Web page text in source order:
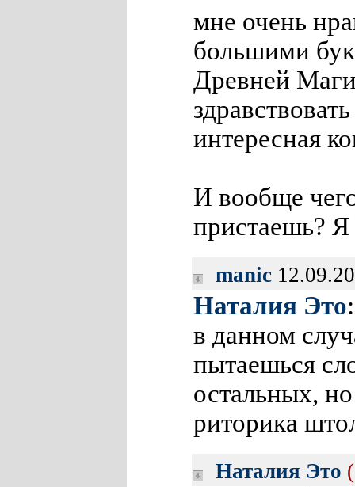
мне очень
большими
Древней
интересная
И вообще
пристаешь?
manic
Наталия Это
в данном
пытаешься
остальных,
риторика
Наталия Это